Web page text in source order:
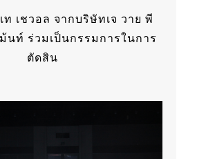
เชวอล จากบริษัทเจ วาย พี
ม้นท์ ร่วมเป็นกรรมการในการ
ตัดสิน